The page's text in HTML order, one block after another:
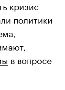
кризис
политики
в вопросе